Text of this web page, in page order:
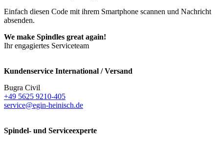
Einfach diesen Code mit ihrem Smartphone scannen und Nachricht
absenden.
We make Spindles great again!
Ihr engagiertes Serviceteam
Kundenservice International / Versand
Bugra Civil
+49 5625 9210-405
service@egin-heinisch.de
Spindel- und Serviceexperte